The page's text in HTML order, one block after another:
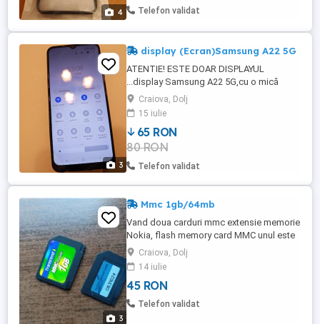
4
pentru ținut telefonul mai sigur în mână.
Telefon validat
3
display (Ecran)Samsung A22 5G
ATENTIE! ESTE DOAR DISPLAYUL
...display Samsung A22 5G,cu o mică
fisura de touch-screen circa 2
cm.displayul este original.
Craiova, Dolj
15 iulie
65 RON
80 RON
Telefon validat
3
Mmc 1gb/64mb
Vand doua carduri mmc extensie memorie
Nokia, flash memory card MMC unul este
de 64 MB - 45 Lei si unul de 1GB - 55 Lei,
sunt in stare foarte buna de functionare
(ca noi) ideale pentru jocuri, video, foto
sau alte aplicatiii, au deja pe ele, diverse
jocuri, aplicatii, gps TomTom pentru
Craiova, Dolj
14 iulie
45 RON
Telefon validat